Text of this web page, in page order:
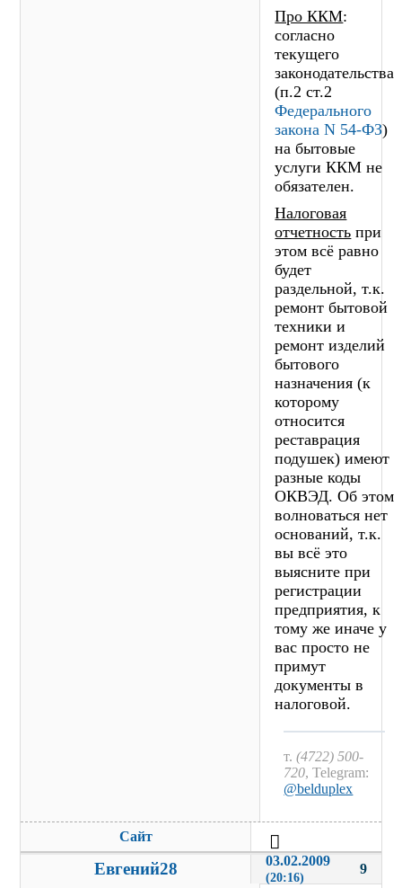
Про ККМ:
согласно
текущего
законодательства
(п.2 ст.2
Федерального
закона N 54-ФЗ)
на бытовые
услуги ККМ не
обязателен.
Налоговая
отчетность при
этом всё равно
будет
раздельной, т.к.
ремонт бытовой
техники и
ремонт изделий
бытового
назначения (к
которому
относится
реставрация
подушек) имеют
разные коды
ОКВЭД. Об этом
волноваться нет
оснований, т.к.
вы всё это
выясните при
регистрации
предприятия, к
тому же иначе у
вас просто не
примут
документы в
налоговой.
т.(4722) 500-
720, Telegram:
@belduplex
Сайт
9
Евгений28 03.02.2009
(20:16)